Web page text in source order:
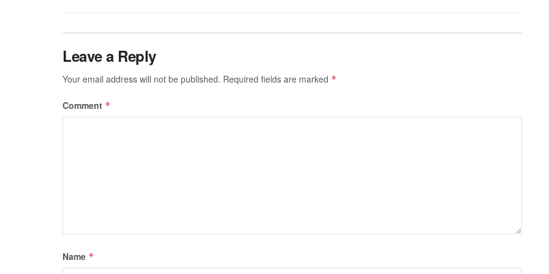
Leave a Reply
Your email address will not be published. Required fields are marked *
Comment *
Name *